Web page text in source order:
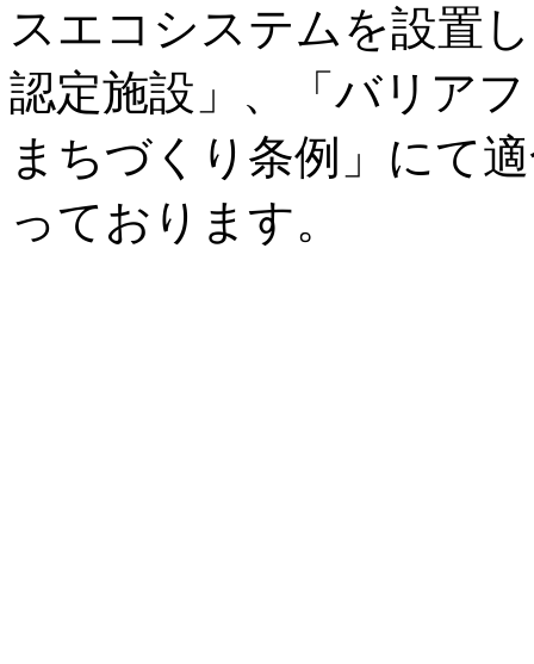
スエコシステムを設置
認定施設」、「バリア
まちづくり条例」にて
っております。